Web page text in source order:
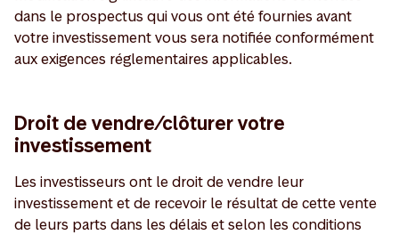
dans le prospectus qui vous ont été fournies avant
votre investissement vous sera notifiée conformément
aux exigences réglementaires applicables.
Droit de vendre/clôturer votre
investissement
Les investisseurs ont le droit de vendre leur
investissement et de recevoir le résultat de cette vente
de leurs parts dans les délais et selon les conditions